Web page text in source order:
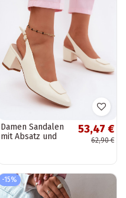
Damen Sandalen
mit Absatz und
turiden
53,47 €
62,90 €
-15%